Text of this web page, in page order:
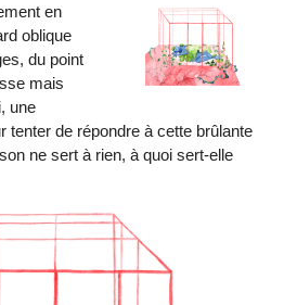
en
oblique
du point
mais
une
tenter de répondre à cette brûlante
ne sert à rien, à quoi sert-elle